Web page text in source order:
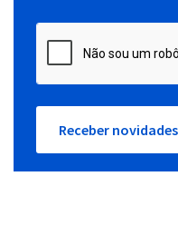
Receber novidades